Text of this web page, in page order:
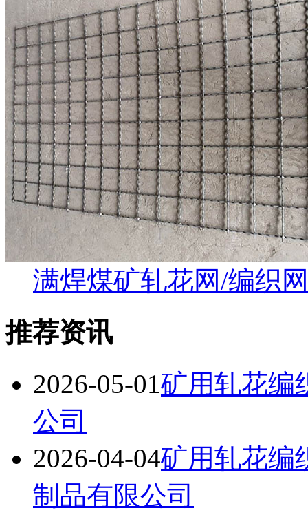
满焊煤矿轧花网/编织网
推荐资讯
2026-05-01矿用轧花编
公司
2026-04-04矿用轧花
制品有限公司